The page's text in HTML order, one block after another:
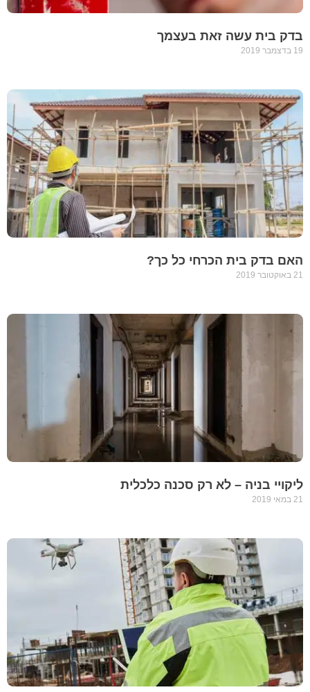
בדק בית עשה זאת בעצמך
19 בדצמבר 2019
האם בדק בית הכרחי כל כך?
21 באוקטובר 2019
ליקויי בניה – לא רק סכנה כלכלית
21 במאי 2019